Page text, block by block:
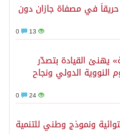
حريقاً في مصفاة جازان دون
13
يهنئ القيادة بتصدّر
النووية الدولي ونجاح
24
ونموذج وطني للتنمية